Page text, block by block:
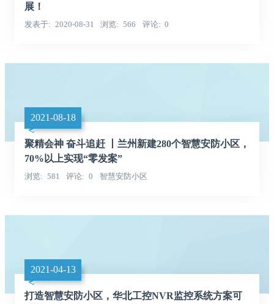
展！
发表于 2020-08-31 浏览 566 评论 0
2021-08-18
聚精会神 奋斗追赶 丨兰州新建280个智慧安防小区，
70%以上实现“零发案”
浏览 581 评论 0 智慧安防小区
2021-04-13
打造智慧安防小区，华北工控NVR监控系统方案可